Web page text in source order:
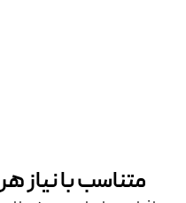
متناسب با